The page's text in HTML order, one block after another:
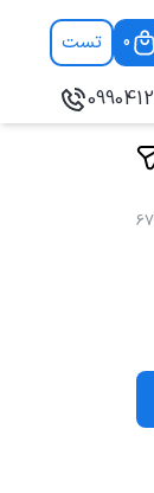
0
تست